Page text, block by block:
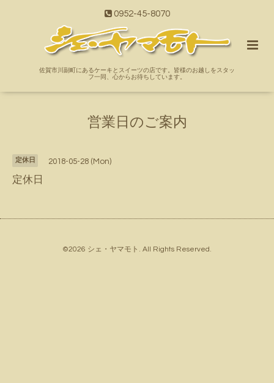
0952-45-8070
佐賀市川副町にあるケーキとスイーツの店です。皆様のお越しをスタッ
フ一同、心からお待ちしています。
営業日のご案内
定休日 2018-05-28 (Mon)
定休日
©2026 シェ・ヤマモト . All Rights Reserved.